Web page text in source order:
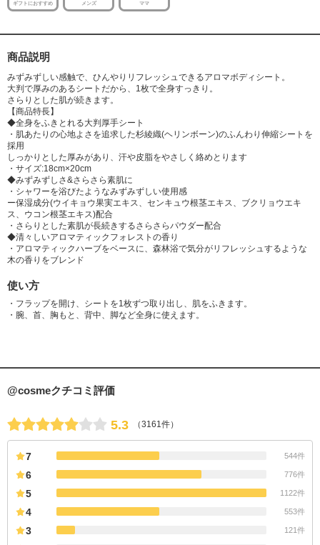
ギフトにおすすめ メンズ ママ
商品説明
みずみずしい感触で、ひんやりリフレッシュできるアロマボディシート。
大判で厚みのあるシートだから、1枚で全身すっきり。
さらりとした肌が続きます。
【商品特長】
◆全身をふきとれる大判厚手シート
・肌あたりの心地よさを追求した杉綾織(ヘリンボーン)のふんわり伸縮シートを
採用
しっかりとした厚みがあり、汗や皮脂をやさしく絡めとります
・サイズ:18cm×20cm
◆みずみずしさ&さらさら素肌に
・シャワーを浴びたようなみずみずしい使用感
ー保湿成分(ウイキョウ果実エキス、センキュウ根茎エキス、ブクリョウエキ
ス、ウコン根茎エキス)配合
・さらりとした素肌が長続きするさらさらパウダー配合
◆清々しいアロマティックフォレストの香り
・アロマティックハーブをベースに、森林浴で気分がリフレッシュするような
木の香りをブレンド
使い方
・フラップを開け、シートを1枚ずつ取り出し、肌をふきます。
・腕、首、胸もと、背中、脚など全身に使えます。
@cosmeクチコミ評価
5.3 （3161件）
7 544件
6 776件
5 1122件
4 553件
3 121件